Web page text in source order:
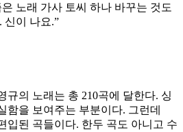
노래 가사 토씨 하나 바꾸는 것도
신이 나요.”
규의 노래는 총 210곡에 달한다. 싱
함을 보여주는 부분이다. 그런데
입된 곡들이다. 한두 곡도 아니고 수